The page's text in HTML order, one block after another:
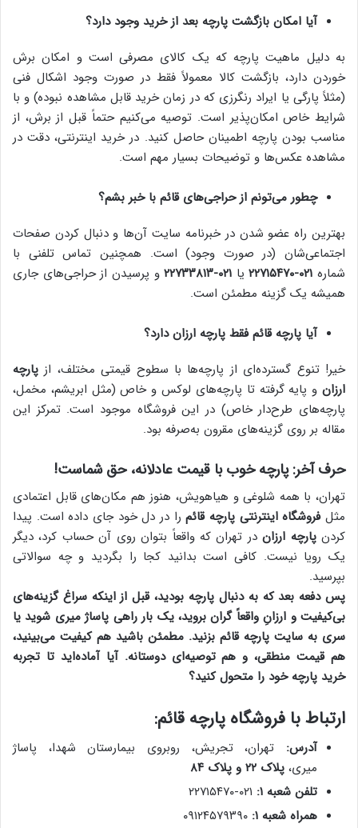
آیا امکان بازگشت پارچه بعد از خرید وجود دارد؟
به دلیل ماهیت پارچه که یک کالای مصرفی است و امکان برش
خوردن دارد، بازگشت کالا معمولاً فقط در صورت وجود اشکال فنی
(مثلاً پارگی یا ایراد رنگرزی که در زمان خرید قابل مشاهده نبوده) و با
شرایط خاص امکان‌پذیر است. توصیه می‌کنیم حتماً قبل از برش، از
مناسب بودن پارچه اطمینان حاصل کنید. در خرید اینترنتی، دقت در
مشاهده عکس‌ها و توضیحات بسیار مهم است.
چطور می‌تونم از حراجی‌های قائم با خبر بشم؟
بهترین راه عضو شدن در خبرنامه سایت آن‌ها و دنبال کردن صفحات
اجتماعی‌شان (در صورت وجود) است. همچنین تماس تلفنی با
شماره ۰۲۱-۲۲۷۱۵۴۷۰ یا ۰۲۱-۲۲۷۳۳۸۱۳
و پرسیدن از حراجی‌های جاری
همیشه یک گزینه مطمئن است.
آیا پارچه قائم فقط پارچه ارزان دارد؟
خیر! تنوع گسترده‌ای از پارچه‌ها با سطوح قیمتی مختلف، از پارچه
ارزان و پایه گرفته تا پارچه‌های لوکس و خاص (مثل ابریشم، مخمل،
پارچه‌های طرح‌دار خاص) در این فروشگاه موجود است. تمرکز این
مقاله بر روی گزینه‌های مقرون به‌صرفه بود.
حرف آخر: پارچه خوب با قیمت عادلانه، حق شماست!
تهران، با همه شلوغی و هیاهویش، هنوز هم مکان‌های قابل اعتمادی
مثلفروشگاه اینترنتی پارچه قائمرا در دل خود جای داده است. پیدا
کردنپارچه ارزاندر تهران که واقعاً بتوان روی آن حساب کرد، دیگر
یک رویا نیست. کافی است بدانید کجا را بگردید و چه سوالاتی
بپرسید.
پس دفعه بعد که به دنبال پارچه بودید، قبل از اینکه سراغ گزینه‌های
بی‌کیفیت و ارزانِ واقعاً گران بروید، یک بار راهی پاساژ میری شوید یا
سری به سایت پارچه قائم بزنید. مطمئن باشید هم کیفیت می‌بینید،
هم قیمت منطقی، و هم توصیه‌ای دوستانه. آیا آماده‌اید تا تجربه
خرید پارچه خود را متحول کنید؟
ارتباط با فروشگاه پارچه قائم:
آدرس: تهران، تجریش، روبروی بیمارستان شهدا، پاساژ
میری، پلاک ۲۲ و پلاک ۸۴
تلفن شعبه ۱:
همراه شعبه ۱: